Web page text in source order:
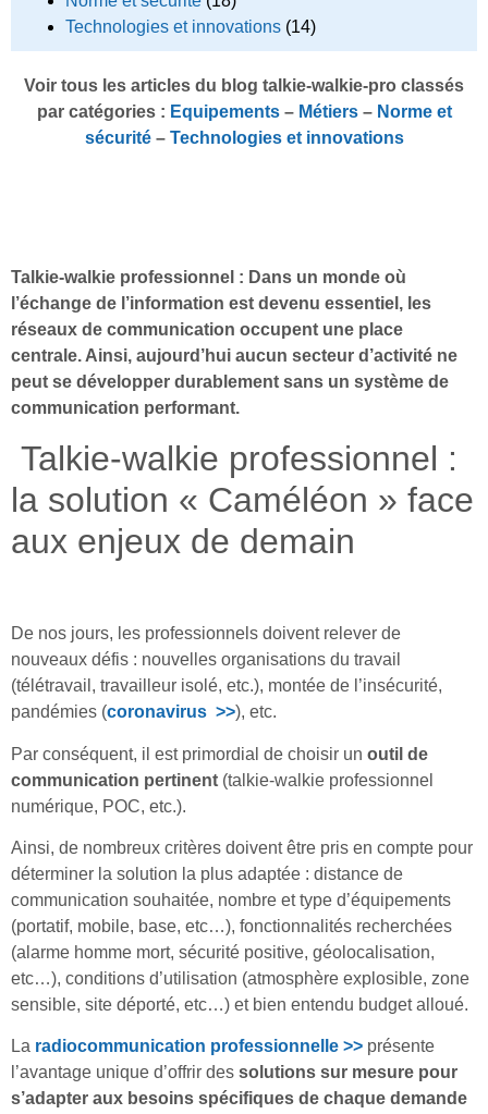
Technologies et innovations (14)
Voir tous les articles du blog talkie-walkie-pro classés
par catégories : Equipements– Métiers– Norme et
sécurité– Technologies et innovations
Talkie-walkie professionnel : Dans un monde où
l’échange de l’information est devenu essentiel, les
réseaux de communication occupent une place
centrale. Ainsi, aujourd’hui aucun secteur d’activité ne
peut se développer durablement sans un système de
communication performant.
Talkie-walkie professionnel :
la solution « Caméléon » face
aux enjeux de demain
De nos jours, les professionnels doivent relever de
nouveaux défis : nouvelles organisations du travail
(télétravail, travailleur isolé, etc.), montée de l’insécurité,
pandémies (coronavirus >>), etc.
Par conséquent, il est primordial de choisir un outil de
communication pertinent (talkie-walkie professionnel
numérique, POC, etc.).
Ainsi, de nombreux critères doivent être pris en compte pour
déterminer la solution la plus adaptée : distance de
communication souhaitée, nombre et type d’équipements
(portatif, mobile, base, etc…), fonctionnalités recherchées
(alarme homme mort, sécurité positive, géolocalisation,
etc…), conditions d’utilisation (atmosphère explosible, zone
sensible, site déporté, etc…) et bien entendu budget alloué.
La radiocommunication professionnelle >> présente
l’avantage unique d’offrir des solutions sur mesure pour
s’adapter aux besoins spécifiques de chaque demande